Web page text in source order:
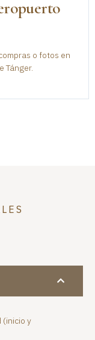
o fotos en
Tánger.
(inicio y